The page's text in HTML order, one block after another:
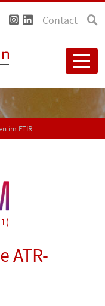
Contact
im FTIR
ATR-